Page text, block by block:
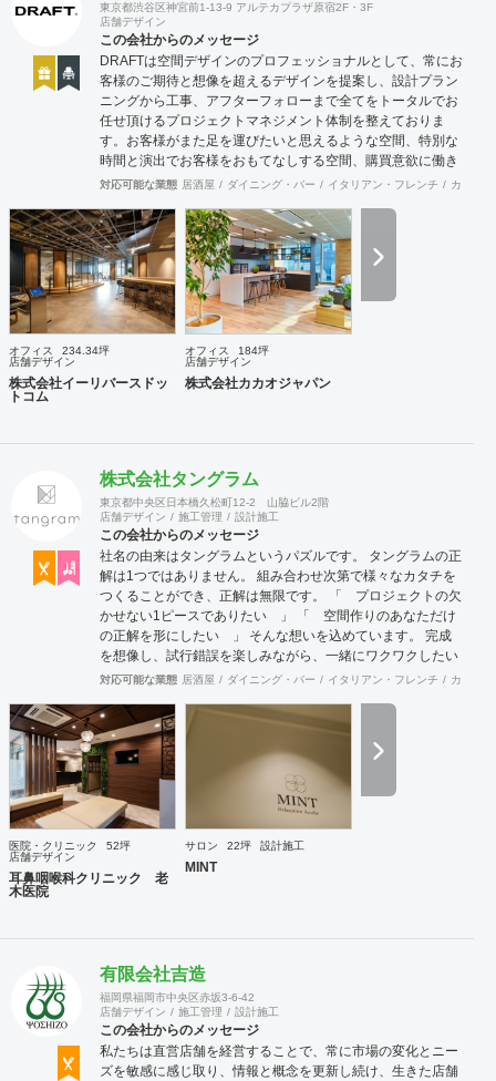
東京都渋谷区神宮前1-13-9 アルテカプラザ原宿2F・3F
店舗デザイン
この会社からのメッセージ
DRAFTは空間デザインのプロフェッショナルとして、常にお
客様のご期待と想像を超えるデザインを提案し、設計プラン
ニングから工事、アフターフォローまで全てをトータルでお
任せ頂けるプロジェクトマネジメント体制を整えておりま
す。お客様がまた足を運びたいと思えるような空間、特別な
時間と演出でお客様をおもてなしする空間、購買意欲に働き
かけるレイアウトとVMD、ブランド力を高める空間演出な
持っております。 ご希望されるイメージ、コストに関する不
安要素、 新規オープン、移転・改装に関するスケジュール、
ほか不明点など、まずはお気軽にお問い合わせください。
対応可能な業態 居酒屋 ダイニング・バー イタリアン・フレンチ カフェ
オフィス
234.34坪
店舗デザイン
株式会社イーリバースドッ
トコム
オフィス
184坪
店舗デザイン
株式会社カカオジャパン
株式会社タングラム
東京都中央区日本橋久松町12-2 山脇ビル2階
店舗デザイン
施工管理 設計施工
この会社からのメッセージ
社名の由来はタングラムというパズルです。 タングラムの正
解は1つではありません。 組み合わせ次第で様々なカタチを
つくることができ、正解は無限です。 「 プロジェクトの欠
かせない1ピースでありたい 」 「 空間作りのあなただけ
の正解を形にしたい 」 そんな想いを込めています。 完成
を想像し、試行錯誤を楽しみながら、 ​一緒にワクワクしたい
と思っています。
対応可能な業態 居酒屋 ダイニング・バー イタリアン・フレンチ カフェ
医院・クリニック
52坪
店舗デザイン
耳鼻咽喉科クリニック 老
木医院
サロン 22坪 設計施工
MINT
有限会社吉造
福岡県福岡市中央区赤坂3-6-42
店舗デザイン
施工管理 設計施工
この会社からのメッセージ
私たちは直営店舗を経営することで、常に市場の変化とニー
ズを敏感に感じ取り、情報と概念を更新し続け、生きた店舗